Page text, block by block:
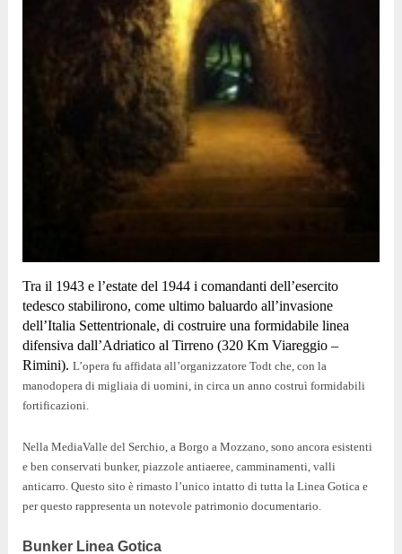
Tra il 1943 e l’estate del 1944 i comandanti dell’esercito
tedesco stabilirono, come ultimo baluardo all’invasione
dell’Italia Settentrionale, di costruire una formidabile linea
difensiva dall’Adriatico al Tirreno (320 Km Viareggio –
Rimini). L’opera fu affidata all’organizzatore Todt che, con la
manodopera di migliaia di uomini, in circa un anno costruì formidabili
fortificazioni.
Nella MediaValle del Serchio, a Borgo a Mozzano, sono ancora esistenti
e ben conservati bunker, piazzole antiaeree, camminamenti, valli
anticarro. Questo sito è rimasto l’unico intatto di tutta la Linea Gotica e
per questo rappresenta un notevole patrimonio documentario.
Bunker Linea Gotica